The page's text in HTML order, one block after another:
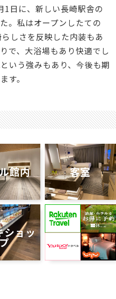
1日に、新しい長崎駅舎の
。私はオープンしたての
しさを反映した内装もあ
で、大浴場もあり快適でし
いう強みもあり、今後も期
す。
館内 客室
ショッ